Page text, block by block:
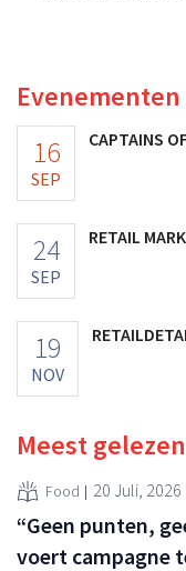
Evenementen
16
SEP
CAPTAINS
24
SEP
RETAIL
19
NOV
Meest gelezen
Food 20 Juli, 2026
“Geen punten,
voert campagne